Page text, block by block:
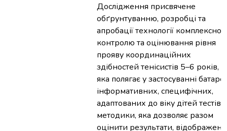
Дослідження присвячене
обґрунтуванню, розробці та
апробації технології
контролю та оцінювання рівня
прояву координаційних
здібностей тенісистів 5–6 років,
яка полягає у застосуванні батареї
інформативних, специфічних,
адаптованих до віку дітей тестів
методики, яка дозволяє разом
оцінити результати, відображені